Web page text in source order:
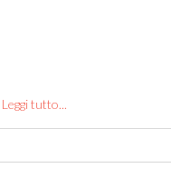
Leggi tutto...